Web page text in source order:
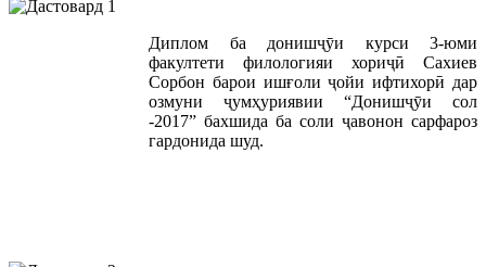
Диплом ба донишҷӯи курси 3-юми
факултети филологияи хориҷӣ Сахиев
Сорбон барои ишғоли ҷойи ифтихорӣ дар
озмуни ҷумҳуриявии “Донишҷӯи сол
-2017” бахшида ба соли ҷавонон сарфароз
гардонида шуд.